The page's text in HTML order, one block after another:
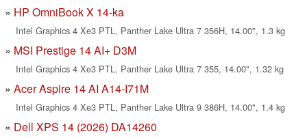
HP OmniBook X 14-ka
Intel Graphics 4 Xe3 PTL, Panther Lake Ultra 7 356H, 14.00", 1.3 kg
MSI Prestige 14 AI+ D3M
Intel Graphics 4 Xe3 PTL, Panther Lake Ultra 7 355, 14.00", 1.32 kg
Acer Aspire 14 AI A14-I71M
Intel Graphics 4 Xe3 PTL, Panther Lake Ultra 9 386H, 14.00", 1.4 kg
Dell XPS 14 (2026) DA14260